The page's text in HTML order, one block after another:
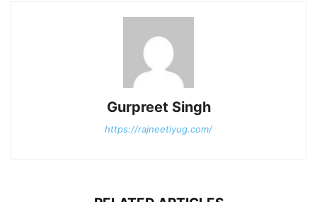
Gurpreet Singh
https://rajneetiyug.com/